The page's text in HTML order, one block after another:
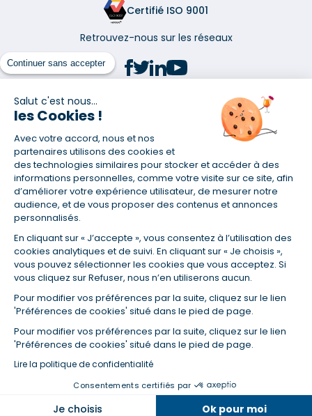
Continuer sans accepter
Salut c'est nous...
les Cookies !
Avec votre accord, nous et nos
partenaires utilisons des cookies et
des technologies similaires pour stocker et accéder à des
informations personnelles, comme votre visite sur ce site, afin
d’améliorer votre expérience utilisateur, de mesurer notre
audience, et de vous proposer des contenus et annonces
personnalisés.
En cliquant sur « J’accepte », vous consentez à l’utilisation des
cookies analytiques et de suivi. En cliquant sur « Je choisis »,
vous pouvez sélectionner les cookies que vous acceptez. Si
vous cliquez sur Refuser, nous n’en utiliserons aucun.
Pour modifier vos préférences par la suite, cliquez sur le lien
'Préférences de cookies' situé dans le pied de page.
Pour modifier vos préférences par la suite, cliquez sur le lien
'Préférences de cookies' situé dans le pied de page.
Lire la politique de confidentialité
Consentements certifiés par
Je choisis Ok pour moi
Taux et tendances à suivre
Certifié ISO 9001
Retrouvez-nous sur les réseaux
(1) Taux fixe national hors assurance et selon votre profil
(2) Économie de 65 % pour l'assurance d'un prêt amortissable de 330
457,23 € à 0,90 % sur 19,5 ans, accordé à un salarié non cadre assuré à
100 % (décès, PTIA, IPP, ITT, IPP) âgé de 36 ans fumeur et une personne
salariée non cadre assurée à 100 % (décès, PTIA, IPP, ITT, IPP) âgée de 35
ans et non-fumeur, tous deux sans risque médical connu. Au
14/07/2019, coût de l'assurance proposée par la banque 179,08 €/mois
en moyenne contre 64,60 €/mois en moyenne au 14/07/2022 avec
Empruntis.com (TAEA : 0,44 %, coût total de l'assurance : 15 117,65 €).
(3) Taux minimum pour un crédit consommation d'un montant fixé entre
5 000 et 20 000 euros, selon profil et durée.
(4) La diminution du montant des mensualités entraîne l'allongement
de la durée de remboursement ainsi que la hausse du coût total du
(5) Banques de réseau, mutualistes, spécialisées, directions
régionales, organismes de crédit selon votre profil et votre demande.
Mutuelles, compagnies et courtiers d'assurances. Selon votre profil et
votre demande.
régionales, organismes de crédit, selon votre profil et votre demande.